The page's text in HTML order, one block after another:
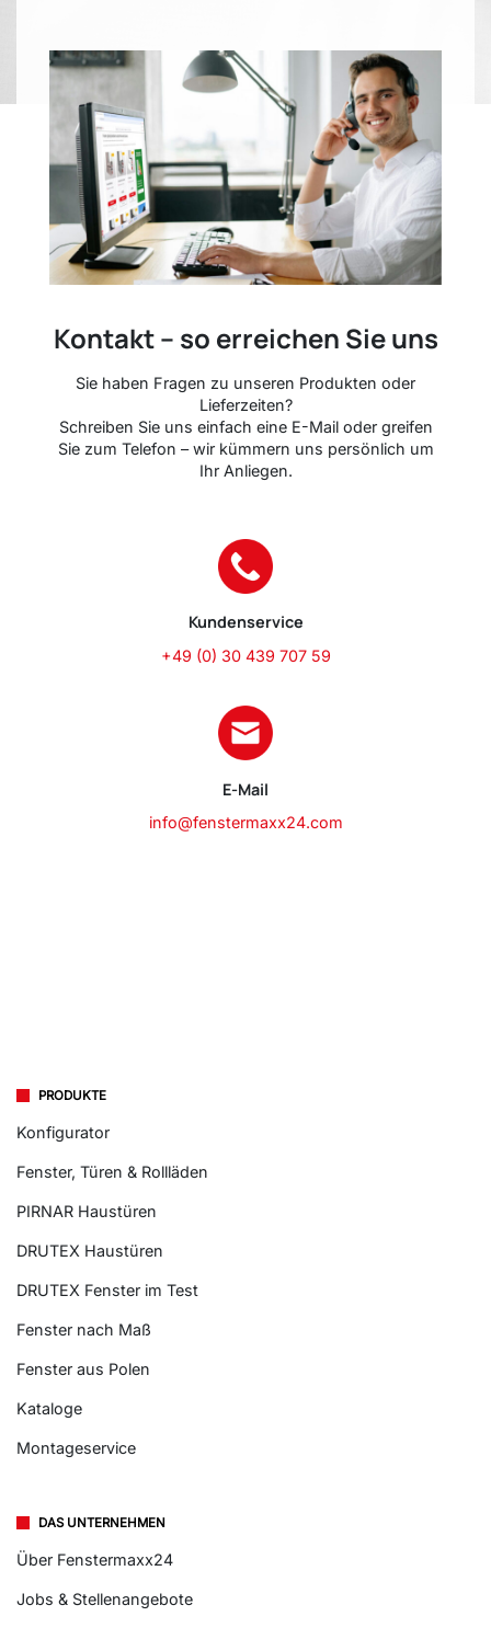
Kontakt – so erreichen Sie uns
Sie haben Fragen zu unseren Produkten oder
Lieferzeiten?
Schreiben Sie uns einfach eine E-Mail oder greifen
Sie zum Telefon – wir kümmern uns persönlich um
Ihr Anliegen.
Kundenservice
+49 (0) 30 439 707 59
E-Mail
info@fenstermaxx24.com
PRODUKTE
Konfigurator
Fenster, Türen & Rollläden
PIRNAR Haustüren
DRUTEX Haustüren
DRUTEX Fenster im Test
Fenster nach Maß
Fenster aus Polen
Kataloge
Montageservice
DAS UNTERNEHMEN
Über Fenstermaxx24
Jobs & Stellenangebote